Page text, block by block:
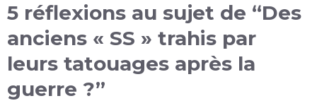
5 réflexions au sujet de “Des
anciens « SS » trahis par
leurs tatouages après la
guerre ?”